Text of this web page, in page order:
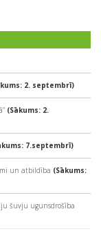
2. septembrī)
(Sākums: 2.
7.septembrī)
un atbildība (Sākums:
šuvju ugunsdrošība